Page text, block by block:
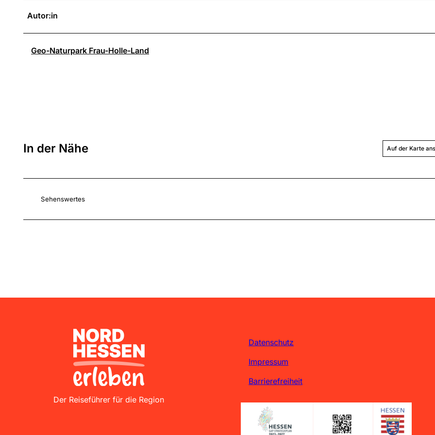
Autor:in
Geo-Naturpark Frau-Holle-Land
In der Nähe Auf der Karte
Sehenswertes
Nordhessen Erleben
Der Reiseführer für die Region
Datenschutz
Impressum
Barrierefreiheit